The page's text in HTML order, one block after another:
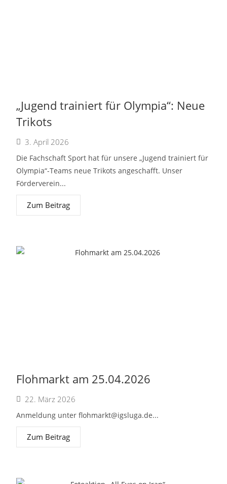
„Jugend trainiert für Olympia“: Neue
Trikots
3. April 2026
Die Fachschaft Sport hat für unsere „Jugend trainiert für
Olympia“-Teams neue Trikots angeschafft. Unser
Förderverein...
Zum Beitrag
Flohmarkt am 25.04.2026
22. März 2026
Anmeldung unterflohmarkt@igsluga.de...
Zum Beitrag